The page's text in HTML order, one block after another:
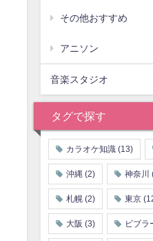
その他おすすめ
アニソン
音楽スタジオ
タグで探す
カラオケ知識 (13)
沖縄 (2) 神奈川
札幌(2) 東京
大阪 (3) ビブラ